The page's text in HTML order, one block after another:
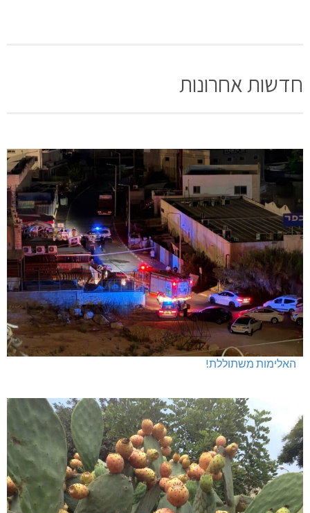
חדשות אחרונות
האלימות משתוללת!